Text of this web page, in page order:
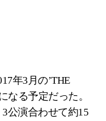
年3月の’THE
なる予定だった。
公演合わせて約15